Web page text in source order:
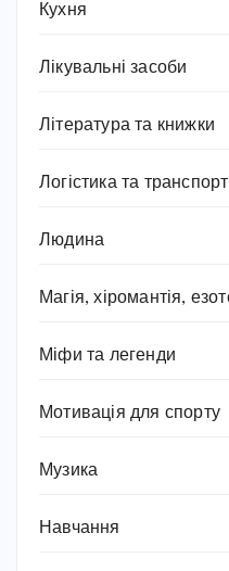
Кухня
Лікувальні засоби
Література та книжки
Логістика та транспорт
Людина
Магія, хіромантія,
Міфи та легенди
Мотивація для спорту
Музика
Навчання